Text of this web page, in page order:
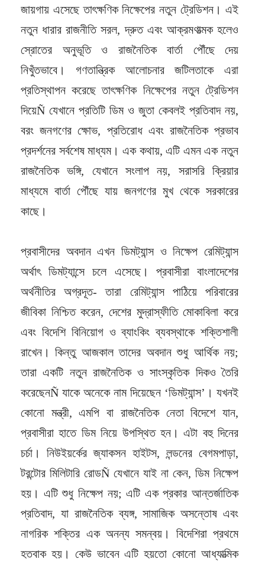
জায়গায় এসেছে তাৎক্ষণিক নিক্ষেপের নতুন ট্রেডিশন। এই
নতুন ধারার রাজনীতি সরল, দ্রুত এবং আক্রমণাত্মক হলেও
স্রোতের অনুভূতি ও রাজনৈতিক বার্তা পৌঁছে দেয়
নিখুঁতভাবে। গণতান্ত্রিক আলোচনার জটিলতাকে এরা
প্রতিস্থাপন করেছে তাৎক্ষণিক নিক্ষেপের নতুন ট্রেডিশন
দিয়েÑ যেখানে প্রতিটি ডিম ও জুতা কেবলই প্রতিবাদ নয়,
বরং জনগণের ক্ষোভ, প্রতিরোধ এবং রাজনৈতিক প্রভাব
প্রদর্শনের সর্বশেষ মাধ্যম। এক কথায়, এটি এমন এক নতুন
রাজনৈতিক ভঙ্গি, যেখানে সংলাপ নয়, সরাসরি ক্রিয়ার
মাধ্যমে বার্তা পৌঁছে যায় জনগণের মুখ থেকে সরকারের
কাছে।
প্রবাসীদের অবদান এখন ডিমট্যান্স ও নিক্ষেপ রেমিট্যান্স
অর্থাৎ ডিমট্যান্সে চলে এসেছে। প্রবাসীরা বাংলাদেশের
অর্থনীতির অগ্রদূত- তারা রেমিট্যান্স পাঠিয়ে পরিবারের
জীবিকা নিশ্চিত করেন, দেশের মুদ্রাস্ফীতি মোকাবিলা করে
এবং বিদেশি বিনিয়োগ ও ব্যাংকিং ব্যবস্থাকে শক্তিশালী
রাখেন। কিন্তু আজকাল তাদের অবদান শুধু আর্থিক নয়;
তারা একটি নতুন রাজনৈতিক ও সাংস্কৃতিক দিকও তৈরি
করেছেনÑ যাকে অনেকে নাম দিয়েছেন ‘ডিমট্যান্স’। যখনই
কোনো মন্ত্রী, এমপি বা রাজনৈতিক নেতা বিদেশে যান,
প্রবাসীরা হাতে ডিম নিয়ে উপস্থিত হন। এটা বহু দিনের
চর্চা। নিউইয়র্কের জ্যাকসন হাইটস, লন্ডনের বেগমপাড়া,
টরন্টোর মিলিটারি রোডÑ যেখানে যাই না কেন, ডিম নিক্ষেপ
হয়। এটি শুধু নিক্ষেপ নয়; এটি এক প্রকার আন্তর্জাতিক
প্রতিবাদ, যা রাজনৈতিক ব্যঙ্গ, সামাজিক অসন্তোষ এবং
নাগরিক শক্তির এক অনন্য সমন্বয়। বিদেশিরা প্রথমে
হতবাক হয়। কেউ ভাবেন এটি হয়তো কোনো আধ্যাত্মিক